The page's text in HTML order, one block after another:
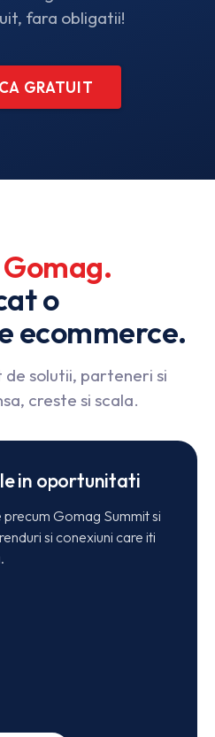
fara obligatii!
GRATUIT
Gomag.
o
ecommerce.
de solutii, parteneri si
creste si scala.
in oportunitati
Gomag Summit si
si conexiuni care iti